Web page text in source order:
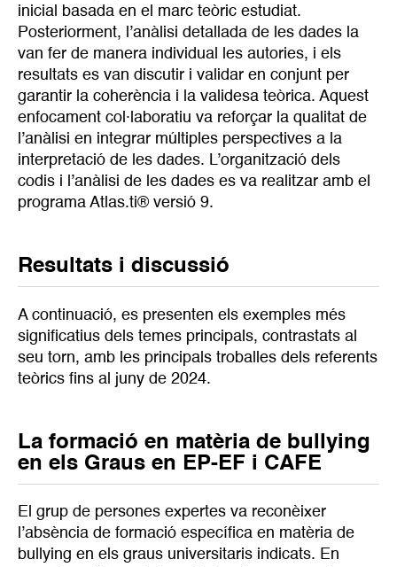
inicial basada en el marc teòric estudiat.
Posteriorment, l’anàlisi detallada de les dades la
van fer de manera individual les autories, i els
resultats es van discutir i validar en conjunt per
garantir la coherència i la validesa teòrica. Aquest
enfocament col·laboratiu va reforçar la qualitat de
l’anàlisi en integrar múltiples perspectives a la
interpretació de les dades. L’organització dels
codis i l’anàlisi de les dades es va realitzar amb el
programa Atlas.ti® versió 9.
Resultats i discussió
A continuació, es presenten els exemples més
significatius dels temes principals, contrastats al
seu torn, amb les principals troballes dels referents
teòrics fins al juny de 2024.
La formació en matèria de bullying
en els Graus en EP-EF i CAFE
El grup de persones expertes va reconèixer
l’absència de formació específica en matèria de
bullying en els graus universitaris indicats. En